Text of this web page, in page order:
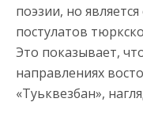
поэзии, но
постулатов
Это показывает,
направлениях
«Туьквезбан»,